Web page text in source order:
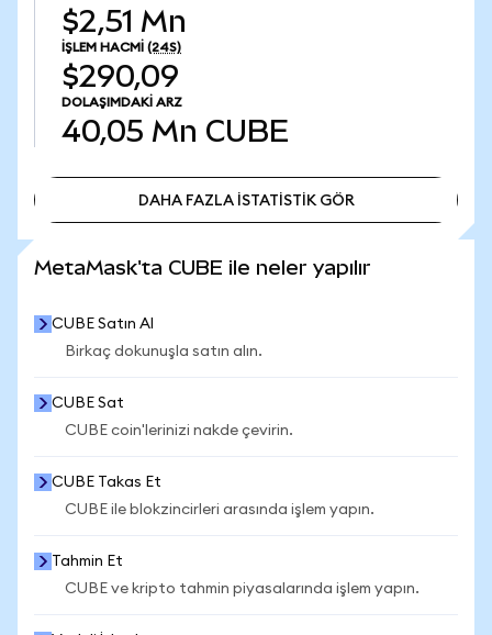
$2,51 Mn
İŞLEM HACMI (24S)
$290,09
DOLAŞIMDAKI ARZ
40,05 Mn CUBE
DAHA FAZLA İSTATİSTİK GÖR
MetaMask'ta CUBE ile neler yapılır
CUBE Satın Al
Birkaç dokunuşla satın alın.
CUBE Sat
CUBE coin'lerinizi nakde çevirin.
CUBE Takas Et
CUBE ile blokzincirleri arasında işlem yapın.
Tahmin Et
CUBE ve kripto tahmin piyasalarında işlem yapın.